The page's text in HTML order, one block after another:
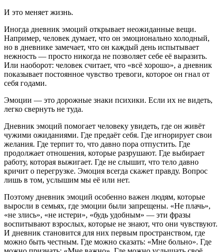
И это меняет жизнь.
Иногда дневник эмоций открывает неожиданные вещи.
Например, человек думает, что он эмоционально холодный,
но в дневнике замечает, что он каждый день испытывает
нежность — просто никогда не позволяет себе её выразить.
Или наоборот: человек считает, что «всё хорошо», а дневник
показывает постоянное чувство тревоги, которое он гнал от
себя годами.
Эмоции — это дорожные знаки психики. Если их не видеть,
легко свернуть не туда.
Дневник эмоций помогает человеку увидеть, где он живёт
чужими ожиданиями. Где предаёт себя. Где игнорирует свои
желания. Где терпит то, что давно пора отпустить. Где
продолжает отношения, которые разрушают. Где выбирает
работу, которая выжигает. Где не слышит, что тело давно
кричит о перегрузке. Эмоция всегда скажет правду. Вопрос
лишь в том, услышим мы её или нет.
Поэтому дневник эмоций особенно важен людям, которые
выросли в семьях, где эмоции были запрещены. «Не плачь»,
«не злись», «не истери», «будь удобным» — эти фразы
воспитывают взрослых, которые не знают, что они чувствуют.
И дневник становится для них первым пространством, где
можно быть честным. Где можно сказать: «Мне больно». Где